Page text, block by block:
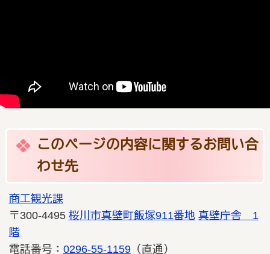
このページの内容に関するお問い合
わせ先
商工観光課
〒300-4495 桜川市真壁町飯塚911番地 真壁庁舎 1
階
電話番号： 0296-55-1159（直通）